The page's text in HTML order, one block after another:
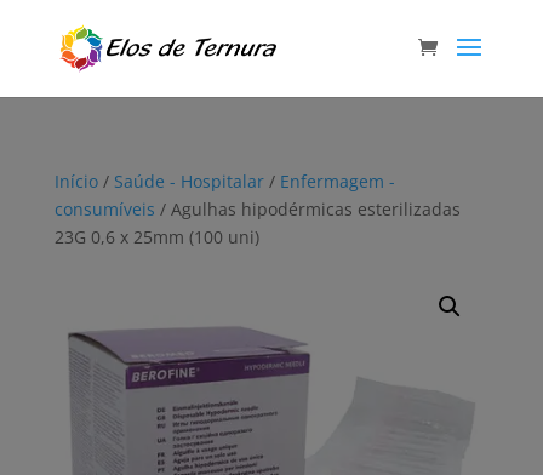
Início/ Saúde - Hospitalar/ Enfermagem -
consumíveis / Agulhas hipodérmicas esterilizadas
23G 0,6 x 25mm (100 uni)